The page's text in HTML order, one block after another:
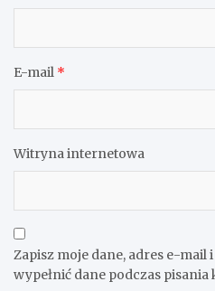
E-mail *
Witryna internetowa
Zapisz moje dane, adres e-
wypełnić dane podczas